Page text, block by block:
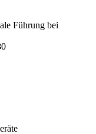
Führung bei